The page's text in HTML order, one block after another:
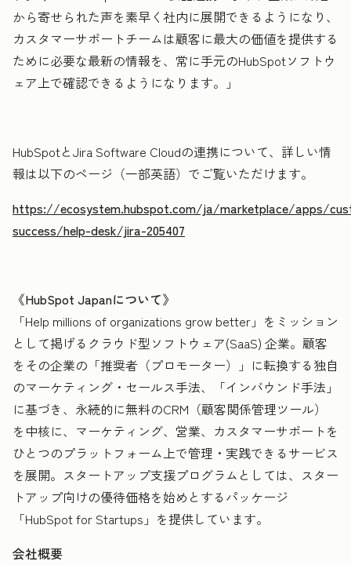
から寄せられた声を素早く社内に展開できるようになり、
カスタマーサポートチームは顧客に最大の価値を提供する
ために必要な最新の情報を、常に手元のHubSpotソフトウ
ェア上で確認できるようになります。」
HubSpotとJira Software Cloudの連携について、詳しい情
報は以下のページ（一部英語）でご覧いただけます。
https://ecosystem.hubspot.com/ja/marketplace/apps/
success/help-desk/jira-205407
《HubSpot Japanについて》
「Help millions of organizations grow better」をミッション
として掲げるクラウド型ソフトウェア(SaaS) 企業。顧客
をその企業の「推奨者（プロモーター）」に転換する独自
のマーケティング・セールス手法、「インバウンド手法」
に基づき、永続的に無料のCRM（顧客関係管理ツール）
を中核に、マーケティング、営業、カスタマーサポートを
ひとつのプラットフォーム上で管理・実践できるサービス
を展開。スタートアップ支援プログラムとしては、スター
トアップ向けの優待価格を始めとするパッケージ
「HubSpot for Startups」を提供しています。
会社概要